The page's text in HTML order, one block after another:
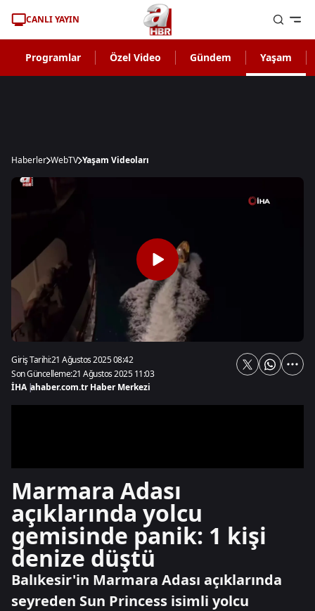
CANLI YAYIN
Programlar Özel Video Gündem Yaşam
Haberler WebTV Yaşam Videoları
Giriş Tarihi:21 Ağustos 2025 08:42
Son Güncelleme:21 Ağustos 2025 11:03
İHA |ahaber.com.tr Haber Merkezi
Marmara Adası
açıklarında yolcu
gemisinde panik: 1 kişi
denize düştü
Balıkesir'in Marmara Adası açıklarında
seyreden Sun Princess isimli yolcu